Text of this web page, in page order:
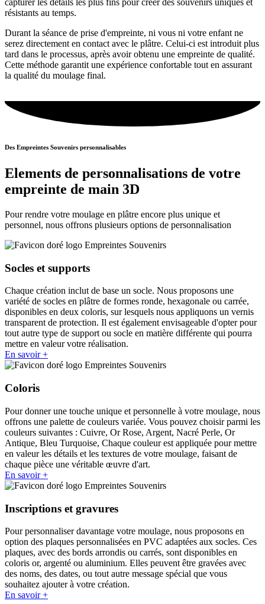
capturer les détails les plus fins pour créer des souvenirs uniques et
résistants au temps.
Durant la séance de prise d'empreinte, ni vous ni votre enfant ne
serez directement en contact avec le plâtre. Celui-ci est introduit plus
tard dans le processus, après avoir obtenu une empreinte de qualité.
Cette méthode garantit une expérience confortable tout en assurant
la qualité du moulage final.
Des Empreintes Souvenirs personnalisables
Elements de personnalisations de votre
empreinte de main 3D
Pour rendre votre moulage en plâtre encore plus unique et
personnel, nous offrons plusieurs options de personnalisation
Socles et supports
Chaque création inclut de base un socle. Nous proposons une
variété de socles en plâtre de formes ronde, hexagonale ou carrée,
disponibles en deux coloris, sur lesquels nous appliquons un vernis
transparent de protection. Il est également envisageable d'opter pour
tout autre type de support ou socle en matière différente qui pourra
mettre en valeur votre réalisation.
En savoir +
Coloris
Pour donner une touche unique et personnelle à votre moulage, nous
offrons une palette de couleurs variée. Vous pouvez choisir parmi les
couleurs suivantes : Cuivre, Or Rose, Argent, Nacré Perle, Or
Antique, Bleu Turquoise, Chaque couleur est appliquée pour mettre
en valeur les détails et les textures de votre moulage, faisant de
chaque pièce une véritable œuvre d'art.
En savoir +
Inscriptions et gravures
Pour personnaliser davantage votre moulage, nous proposons en
option des plaques personnalisées en PVC adaptées aux socles. Ces
plaques, avec des bords arrondis ou carrés, sont disponibles en
coloris or, argenté ou aluminium. Elles peuvent être gravées avec
des noms, des dates, ou tout autre message spécial que vous
souhaitez ajouter à votre création.
En savoir +